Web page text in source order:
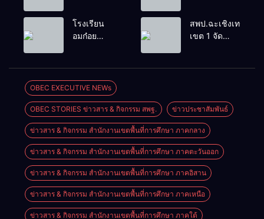
กำลังใจใน
การจัดการ
อนุบาลอรุณ
รังษี
โรงเรียน
ขนาดเล็กด้วย
ปัญญา
โรงเรียน
อมก๋อย
คว้ารางวัล
ชนะเลิศและ
รองชนะเลิศ
การแข่งขัน
ทักษะวิชาการ
นักเรียนระดับ
สพฐ.
สพป.ฉะเชิงเทรา
เขต 1 จัด
ประเมิน
ตำแหน่ง ขอมี
วิทยฐานะ
เชี่ยวชาญ
เกณฑ์ใหม่
(PA)
OBEC EXECUTIVE NEWs
OBEC STORIES ข่าวสาร & กิจกรรม สพฐ. ข่าวประชาสัมพันธ์
ข่าวสาร & กิจกรรม สำนักงานเขตพื้นที่การศึกษา ภาคกลาง
ข่าวสาร & กิจกรรม สำนักงานเขตพื้นที่การศึกษา ภาคตะวันออก
ข่าวสาร & กิจกรรม สำนักงานเขตพื้นที่การศึกษา ภาคอิสาน
ข่าวสาร & กิจกรรม สำนักงานเขตพื้นที่การศึกษา ภาคเหนือ
ข่าวสาร & กิจกรรม สำนักงานเขตพื้นที่การศึกษา ภาคใต้